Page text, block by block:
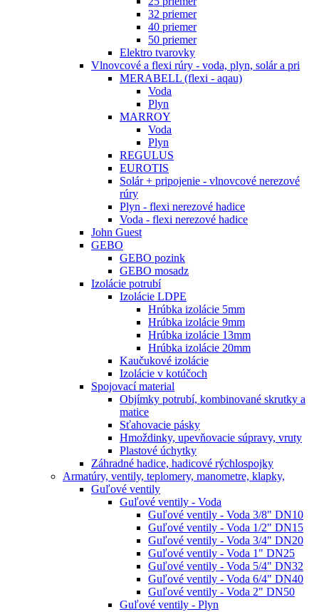
32 priemer
40 priemer
50 priemer
Elektro tvarovky
Vlnovcové a flexi rúry - voda, plyn, solár a pri
MERABELL (flexi - aqau)
Voda
Plyn
MARROY
Voda
Plyn
REGULUS
EUROTIS
Solár + pripojenie - vlnovcové nerezové
rúry
Plyn - flexi nerezové hadice
Voda - flexi nerezové hadice
John Guest
GEBO
GEBO pozink
GEBO mosadz
Izolácie potrubí
Izolácie LDPE
Hrúbka izolácie 5mm
Hrúbka izolácie 9mm
Hrúbka izolácie 13mm
Hrúbka izolácie 20mm
Kaučukové izolácie
Izolácie v kotúčoch
Spojovací material
Objímky potrubí, kombinované skrutky a
matice
Sťahovacie pásky
Hmoždinky, upevňovacie súpravy, vruty
Plastové úchytky
Záhradné hadice, hadicové rýchlospojky
Armatúry, ventily, teplomery, manometre, klapky,
Guľové ventily
Guľové ventily - Voda
Guľové ventily - Voda 3/8" DN10
Guľové ventily - Voda 1/2" DN15
Guľové ventily - Voda 3/4" DN20
Guľové ventily - Voda 1" DN25
Guľové ventily - Voda 5/4" DN32
Guľové ventily - Voda 6/4" DN40
Guľové ventily - Voda 2" DN50
Guľové ventily - Plyn